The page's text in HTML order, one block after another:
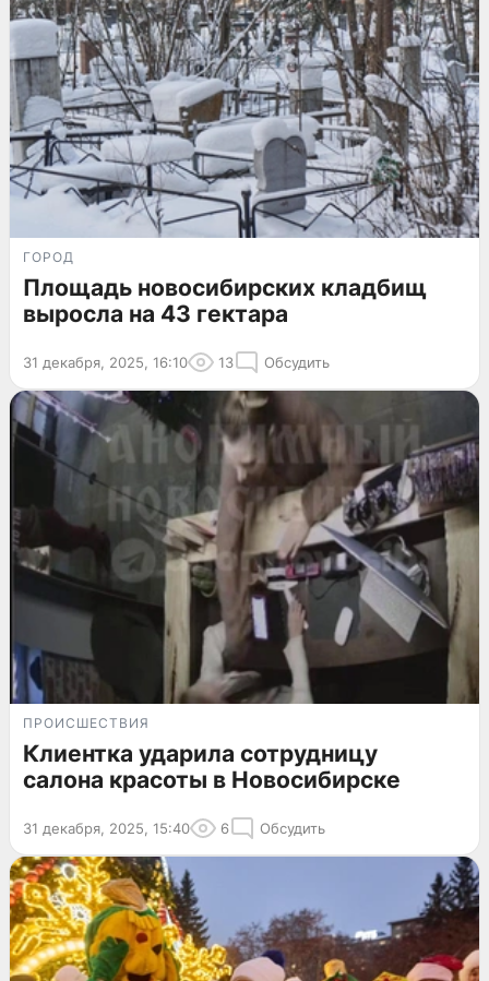
ГОРОД
Площадь новосибирских кладбищ
выросла на 43 гектара
31 декабря, 2025, 16:10 13 Обсудить
ПРОИСШЕСТВИЯ
Клиентка ударила сотрудницу
салона красоты в Новосибирске
31 декабря, 2025, 15:40 6 Обсудить